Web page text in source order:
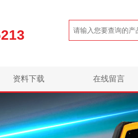
资料下载 在线留言